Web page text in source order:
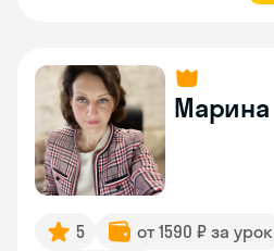
Марина
5 от 1590 ₽ за урок